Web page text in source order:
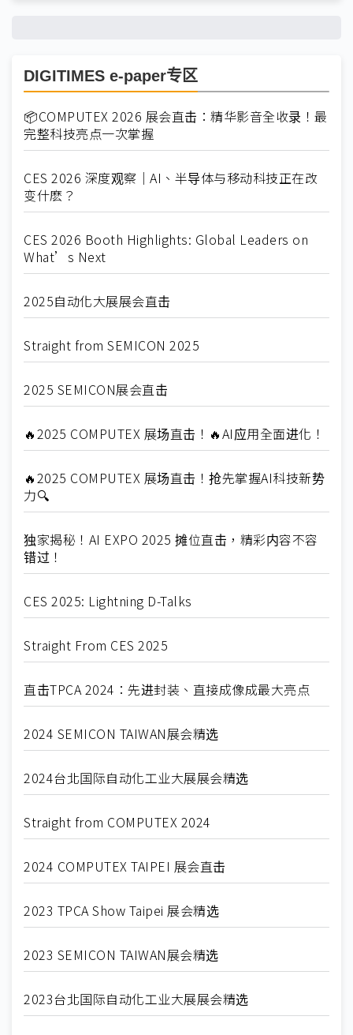
DIGITIMES e-paper专区
📦COMPUTEX 2026 展会直击：精华影音全收录！最
完整科技亮点一次掌握
CES 2026 深度观察｜AI、半导体与移动科技正在改
变什麽？
CES 2026 Booth Highlights: Global Leaders on
What’s Next
2025自动化大展展会直击
Straight from SEMICON 2025
2025 SEMICON展会直击
🔥2025 COMPUTEX 展场直击！🔥AI应用全面进化！
🔥2025 COMPUTEX 展场直击！抢先掌握AI科技新势
力🔍
独家揭秘！AI EXPO 2025 摊位直击，精彩内容不容
错过！
CES 2025: Lightning D-Talks
Straight From CES 2025
直击TPCA 2024：先进封装、直接成像成最大亮点
2024 SEMICON TAIWAN展会精选
2024台北国际自动化工业大展展会精选
Straight from COMPUTEX 2024
2024 COMPUTEX TAIPEI 展会直击
2023 TPCA Show Taipei 展会精选
2023 SEMICON TAIWAN展会精选
2023台北国际自动化工业大展展会精选